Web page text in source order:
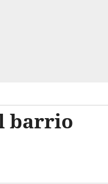
barrio